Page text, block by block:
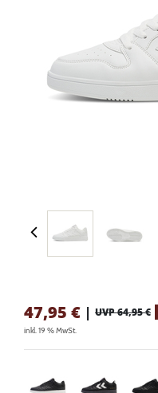
47,95 € | UVP 64,95 €
inkl. 19 % MwSt.